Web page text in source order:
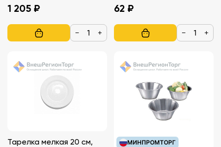
1 205 ₽
− +
62 ₽
− +
Тарелка мелкая 20 см,
МИНПРОМТОРГ